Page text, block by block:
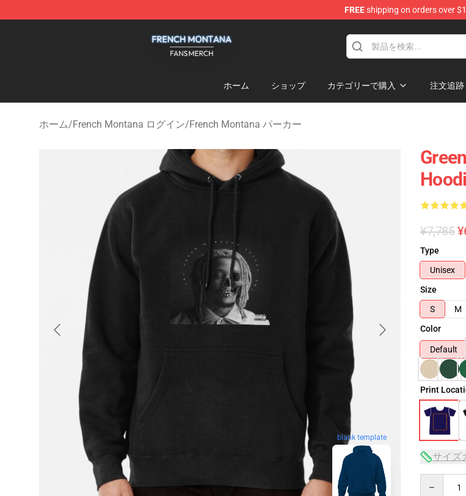
FREEshipping on orders over
ホーム ショップ カテゴリーで購入 注文追跡
ホーム/French Montana ログイン/French Montana パーカー
blank template
¥7,785
Type
Unisex
Size
S
M
Color
Default
Print
サイズ